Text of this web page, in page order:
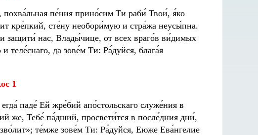
пе́ния прино́сим Ти раби́ Твои́, я́ко
кре́пкий, сте́ну необори́мую и стра́жа неусы́пна.
нас, Влады́чице, от всех враго́в ви́димых
теле́снаго, да зове́м Ти: Ра́дуйся, блага́я
1
паде́ Ей жре́бий апо́стольскаго служе́ния в
же, Тебе́ па́дший, просвети́тся в после́дния дни́,
те́мже зове́м Ти: Ра́дуйся, Еюже Ева́нгелие